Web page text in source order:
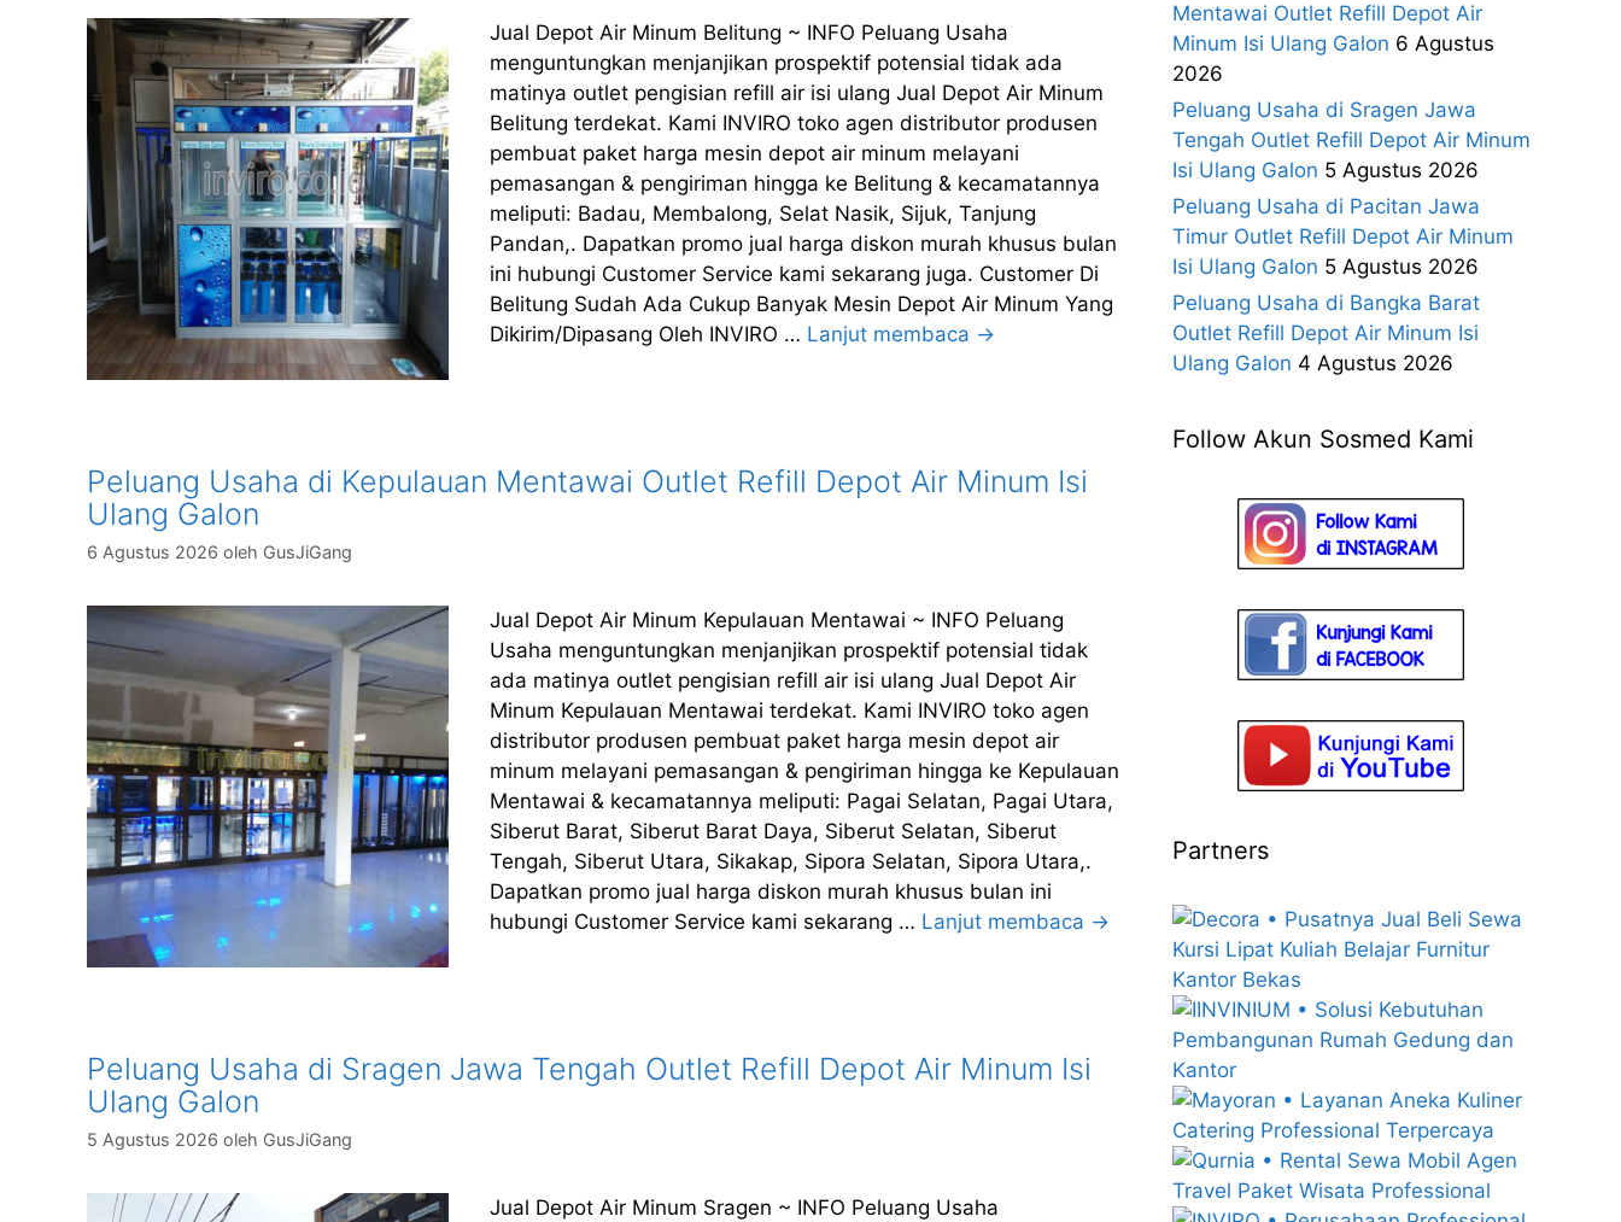
Jual Depot Air Minum Belitung ~ INFO Peluang Usaha
menguntungkan menjanjikan prospektif potensial tidak ada
matinya outlet pengisian refill air isi ulang Jual Depot Air Minum
Belitung terdekat. Kami INVIRO toko agen distributor produsen
pembuat paket harga mesin depot air minum melayani
pemasangan & pengiriman hingga ke Belitung & kecamatannya
meliputi: Badau, Membalong, Selat Nasik, Sijuk, Tanjung
Pandan,. Dapatkan promo jual harga diskon murah khusus bulan
ini hubungi Customer Service kami sekarang juga. Customer Di
Belitung Sudah Ada Cukup Banyak Mesin Depot Air Minum Yang
Dikirim/Dipasang Oleh INVIRO … Lanjut membaca →
Peluang Usaha di Kepulauan Mentawai Outlet Refill Depot Air Minum Isi
Ulang Galon
6 Agustus 2026 oleh GusJiGang
Jual Depot Air Minum Kepulauan Mentawai ~ INFO Peluang
Usaha menguntungkan menjanjikan prospektif potensial tidak
ada matinya outlet pengisian refill air isi ulang Jual Depot Air
Minum Kepulauan Mentawai terdekat. Kami INVIRO toko agen
distributor produsen pembuat paket harga mesin depot air
minum melayani pemasangan & pengiriman hingga ke Kepulauan
Mentawai & kecamatannya meliputi: Pagai Selatan, Pagai Utara,
Siberut Barat, Siberut Barat Daya, Siberut Selatan, Siberut
Tengah, Siberut Utara, Sikakap, Sipora Selatan, Sipora Utara,.
Dapatkan promo jual harga diskon murah khusus bulan ini
hubungi Customer Service kami sekarang … Lanjut membaca →
Peluang Usaha di Sragen Jawa Tengah Outlet Refill Depot Air Minum Isi
Ulang Galon
5 Agustus 2026 oleh GusJiGang
Jual Depot Air Minum Sragen ~ INFO Peluang Usaha
Mentawai Outlet Refill Depot Air
Minum Isi Ulang Galon 6 Agustus
2026
Peluang Usaha di Sragen Jawa
Tengah Outlet Refill Depot Air Minum
Isi Ulang Galon 5 Agustus 2026
Peluang Usaha di Pacitan Jawa
Timur Outlet Refill Depot Air Minum
Isi Ulang Galon 5 Agustus 2026
Peluang Usaha di Bangka Barat
Outlet Refill Depot Air Minum Isi
Ulang Galon 4 Agustus 2026
Follow Akun Sosmed Kami
Partners